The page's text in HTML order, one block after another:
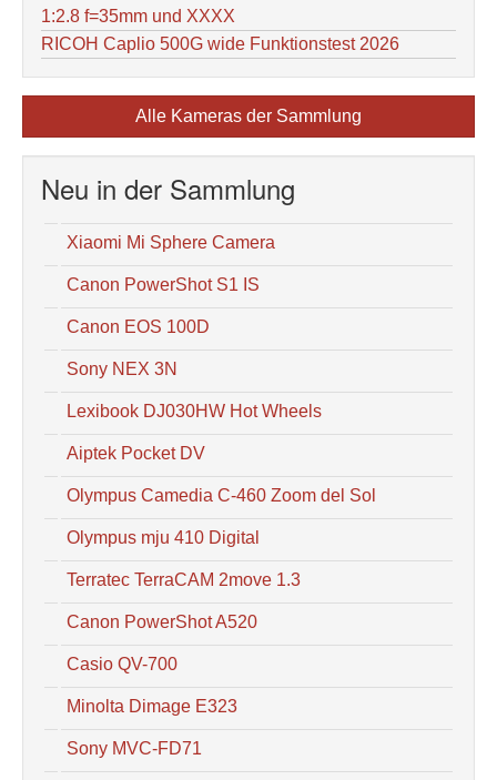
1:2.8 f=35mm und XXXX
RICOH Caplio 500G wide Funktionstest 2026
Alle Kameras der Sammlung
Neu in der Sammlung
Xiaomi Mi Sphere Camera
Canon PowerShot S1 IS
Canon EOS 100D
Sony NEX 3N
Lexibook DJ030HW Hot Wheels
Aiptek Pocket DV
Olympus Camedia C-460 Zoom del Sol
Olympus mju 410 Digital
Terratec TerraCAM 2move 1.3
Canon PowerShot A520
Casio QV-700
Minolta Dimage E323
Sony MVC-FD71